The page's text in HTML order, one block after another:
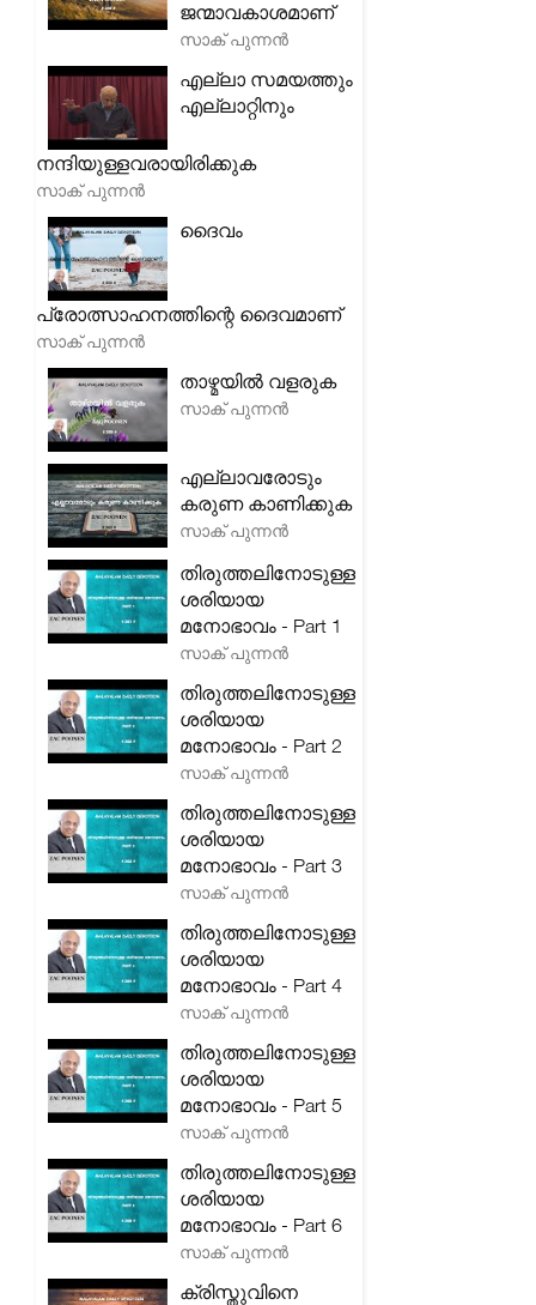
ജന്മാവകാശമാണ്
സാക് പുന്നൻ
എല്ലാ സമയത്തും
എല്ലാറ്റിനും
നന്ദിയുള്ളവരായിരിക്കുക
സാക് പുന്നൻ
ദൈവം
പ്രോത്സാഹനത്തിന്റെ ദൈവമാണ്
സാക് പുന്നൻ
താഴ്മയിൽ വളരുക
സാക് പുന്നൻ
എല്ലാവരോടും
കരുണ കാണിക്കുക
സാക് പുന്നൻ
തിരുത്തലിനോടുള്ള
ശരിയായ
മനോഭാവം - Part 1
സാക് പുന്നൻ
തിരുത്തലിനോടുള്ള
ശരിയായ
മനോഭാവം - Part 2
സാക് പുന്നൻ
തിരുത്തലിനോടുള്ള
ശരിയായ
മനോഭാവം - Part 3
സാക് പുന്നൻ
തിരുത്തലിനോടുള്ള
ശരിയായ
മനോഭാവം - Part 4
സാക് പുന്നൻ
തിരുത്തലിനോടുള്ള
ശരിയായ
മനോഭാവം - Part 5
സാക് പുന്നൻ
തിരുത്തലിനോടുള്ള
ശരിയായ
മനോഭാവം - Part 6
സാക് പുന്നൻ
ക്രിസ്തുവിനെ